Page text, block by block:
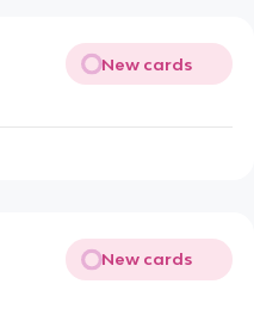
New cards
New cards